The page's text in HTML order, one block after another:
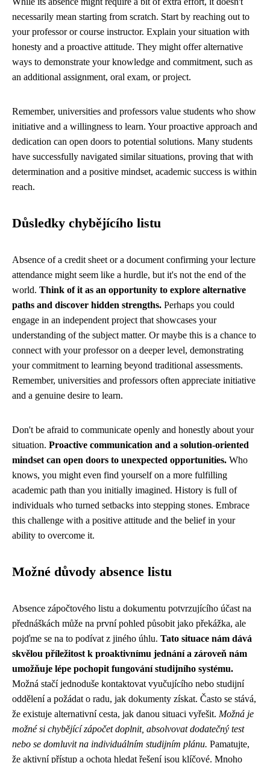
necessarily mean starting from scratch. Start by reaching out to
your professor or course instructor. Explain your situation with
honesty and a proactive attitude. They might offer alternative
ways to demonstrate your knowledge and commitment, such as
an additional assignment, oral exam, or project.
Remember, universities and professors value students who show
initiative and a willingness to learn. Your proactive approach and
dedication can open doors to potential solutions. Many students
have successfully navigated similar situations, proving that with
determination and a positive mindset, academic success is within
reach.
Důsledky chybějícího listu
Absence of a credit sheet or a document confirming your lecture
attendance might seem like a hurdle, but it's not the end of the
world. Think of it as an opportunity to explore alternative
paths and discover hidden strengths. Perhaps you could
engage in an independent project that showcases your
understanding of the subject matter. Or maybe this is a chance to
connect with your professor on a deeper level, demonstrating
your commitment to learning beyond traditional assessments.
Remember, universities and professors often appreciate initiative
and a genuine desire to learn.
Don't be afraid to communicate openly and honestly about your
situation. Proactive communication and a solution-oriented
mindset can open doors to unexpected opportunities. Who
knows, you might even find yourself on a more fulfilling
academic path than you initially imagined. History is full of
individuals who turned setbacks into stepping stones. Embrace
this challenge with a positive attitude and the belief in your
ability to overcome it.
Možné důvody absence listu
Absence zápočtového listu a dokumentu potvrzujícího účast na
přednáškách může na první pohled působit jako překážka, ale
pojďme se na to podívat z jiného úhlu. Tato situace nám dává
skvělou příležitost k proaktivnímu jednání a zároveň nám
umožňuje lépe pochopit fungování studijního systému.
Možná stačí jednoduše kontaktovat vyučujícího nebo studijní
oddělení a požádat o radu, jak dokumenty získat. Často se stává,
že existuje alternativní cesta, jak danou situaci vyřešit. Možná je
možné si chybějící zápočet doplnit, absolvovat dodatečný test
nebo se domluvit na individuálním studijním plánu. Pamatujte,
že aktivní přístup a ochota hledat řešení jsou klíčové. Mnoho